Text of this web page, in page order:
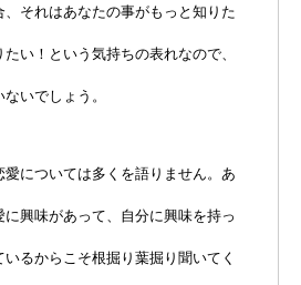
それはあなたの事がもっと知りた
い！という気持ちの表れなので、
いでしょう。
愛については多くを語りません。あ
に興味があって、自分に興味を持っ
るからこそ根掘り葉掘り聞いてく